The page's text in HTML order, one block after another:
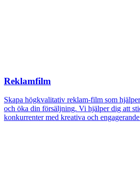
Reklamfilm
Skapa högkvalitativ reklam-film som
och öka din försäljning. Vi hjälper dig att
konkurrenter med kreativa och